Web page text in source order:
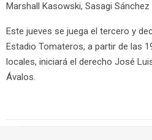
Marshall Kasowski, Sasagi Sánchez
Este jueves se juega el tercero y
Estadio Tomateros, a partir de las
locales, iniciará el derecho José
Ávalos.